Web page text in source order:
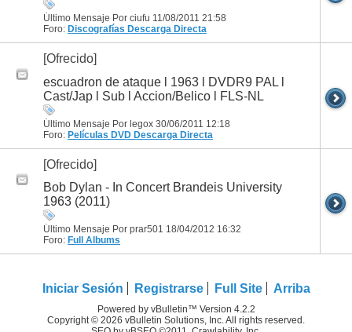
Último Mensaje Por ciufu 11/08/2011 21:58
Foro: Discografías Descarga Directa
[Ofrecido]
escuadron de ataque l 1963 l DVDR9 PAL l
Cast/Jap l Sub l Accion/Belico l FLS-NL
Último Mensaje Por legox 30/06/2011 12:18
Foro: Películas DVD Descarga Directa
[Ofrecido]
Bob Dylan - In Concert Brandeis University
1963 (2011)
Último Mensaje Por prar501 18/04/2012 16:32
Foro: Full Albums
Iniciar Sesión Registrarse Full Site Arriba
Powered by vBulletin™ Version 4.2.2
Copyright © 2026 vBulletin Solutions, Inc. All rights reserved.